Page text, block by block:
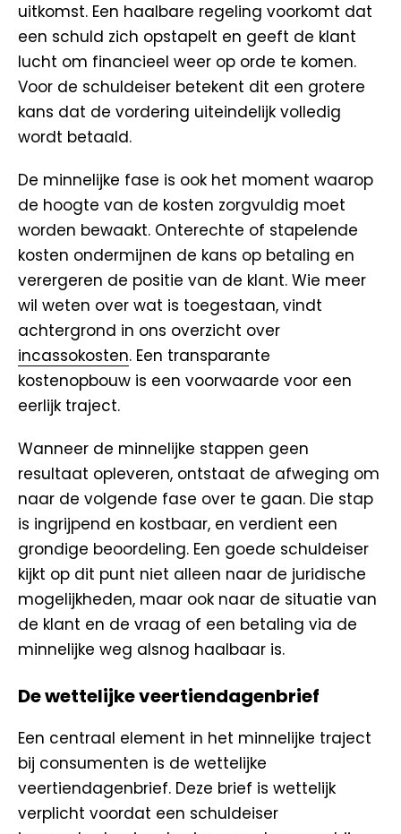
uitkomst. Een haalbare regeling voorkomt dat
een schuld zich opstapelt en geeft de klant
lucht om financieel weer op orde te komen.
Voor de schuldeiser betekent dit een grotere
kans dat de vordering uiteindelijk volledig
wordt betaald.
De minnelijke fase is ook het moment waarop
de hoogte van de kosten zorgvuldig moet
worden bewaakt. Onterechte of stapelende
kosten ondermijnen de kans op betaling en
verergeren de positie van de klant. Wie meer
wil weten over wat is toegestaan, vindt
achtergrond in ons overzicht over
incassokosten. Een transparante
kostenopbouw is een voorwaarde voor een
eerlijk traject.
Wanneer de minnelijke stappen geen
resultaat opleveren, ontstaat de afweging om
naar de volgende fase over te gaan. Die stap
is ingrijpend en kostbaar, en verdient een
grondige beoordeling. Een goede schuldeiser
kijkt op dit punt niet alleen naar de juridische
mogelijkheden, maar ook naar de situatie van
de klant en de vraag of een betaling via de
minnelijke weg alsnog haalbaar is.
De wettelijke veertiendagenbrief
Een centraal element in het minnelijke traject
bij consumenten is de wettelijke
veertiendagenbrief. Deze brief is wettelijk
verplicht voordat een schuldeiser